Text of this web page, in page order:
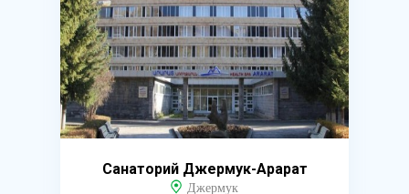
Санаторий Джермук-Арарат
Джермук